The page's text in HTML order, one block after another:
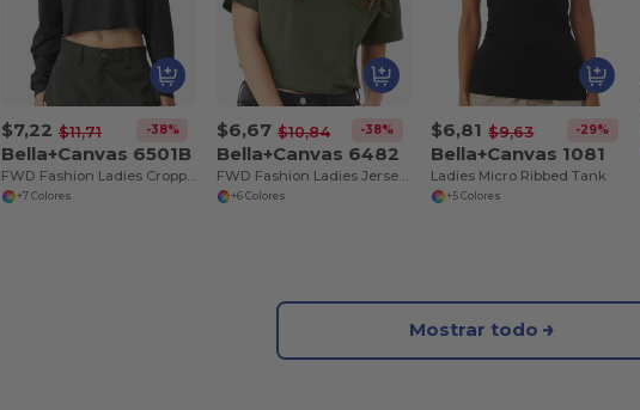
$7,22 $11,71 -38%
Bella+Canvas 6501B
FWD Fashion Ladies Cropped Long-Sleeve T-Shirt
+7 Colores
$6,67 $10,84 -38%
Bella+Canvas 6482
FWD Fashion Ladies Jersey Cropped T-Shirt
+6 Colores
$6,81 $9,63 -29%
Bella+Canvas 1081
Ladies Micro Ribbed Tank
+5 Colores
Mostrar todo